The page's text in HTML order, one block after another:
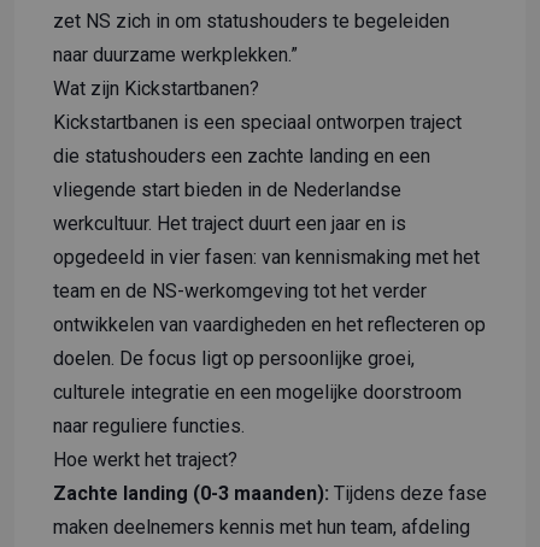
zet NS zich in om statushouders te begeleiden
naar duurzame werkplekken.”
Wat zijn Kickstartbanen?
Kickstartbanen is een speciaal ontworpen traject
die statushouders een zachte landing en een
vliegende start bieden in de Nederlandse
werkcultuur. Het traject duurt een jaar en is
opgedeeld in vier fasen: van kennismaking met het
team en de NS-werkomgeving tot het verder
ontwikkelen van vaardigheden en het reflecteren op
doelen. De focus ligt op persoonlijke groei,
culturele integratie en een mogelijke doorstroom
naar reguliere functies.
Hoe werkt het traject?
Zachte landing (0-3 maanden): Tijdens deze fase
maken deelnemers kennis met hun team, afdeling